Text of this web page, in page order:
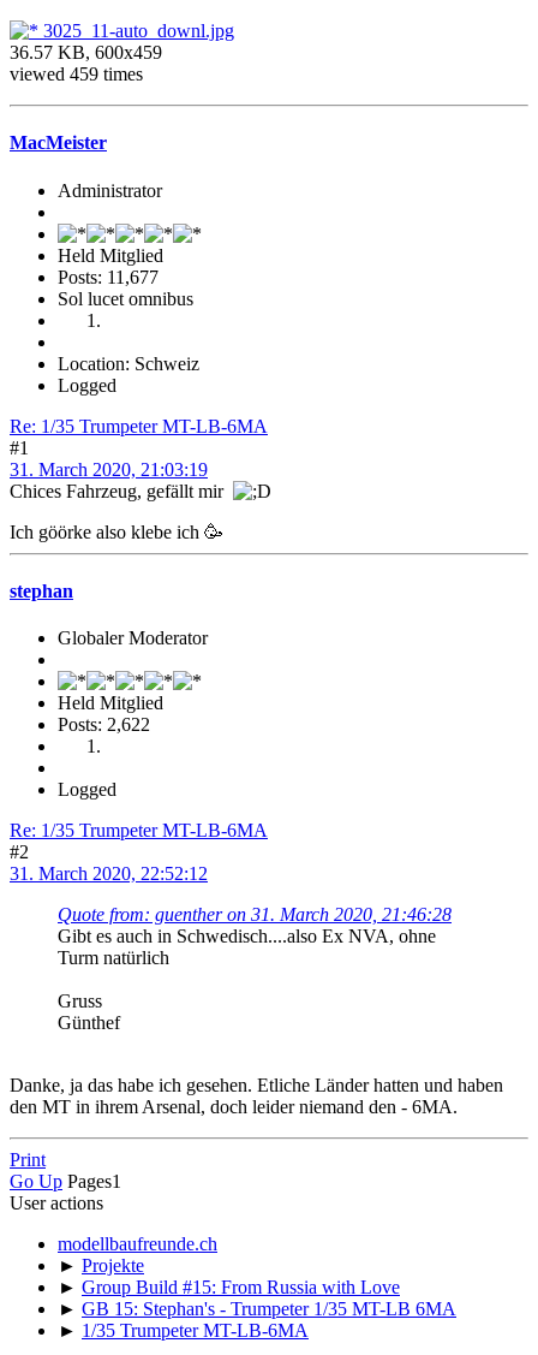
3025_11-auto_downl.jpg
36.57 KB, 600x459
viewed 459 times
MacMeister
Administrator
Held Mitglied
Posts: 11,677
Sol lucet omnibus
Location: Schweiz
Logged
Re: 1/35 Trumpeter MT-LB-6MA
#1
31. March 2020, 21:03:19
Chices Fahrzeug, gefällt mir
Ich göörke also klebe ich 🥳
stephan
Globaler Moderator
Held Mitglied
Posts: 2,622
Logged
Re: 1/35 Trumpeter MT-LB-6MA
#2
31. March 2020, 22:52:12
Quote from: guenther on 31. March 2020, 21:46:28
Gibt es auch in Schwedisch....also Ex NVA, ohne
Turm natürlich
Gruss
Günthef
Danke, ja das habe ich gesehen. Etliche Länder hatten und haben
den MT in ihrem Arsenal, doch leider niemand den - 6MA.
Print
Go Up Pages1
User actions
modellbaufreunde.ch
► Projekte
► Group Build #15: From Russia with Love
► GB 15: Stephan's - Trumpeter 1/35 MT-LB 6MA
► 1/35 Trumpeter MT-LB-6MA